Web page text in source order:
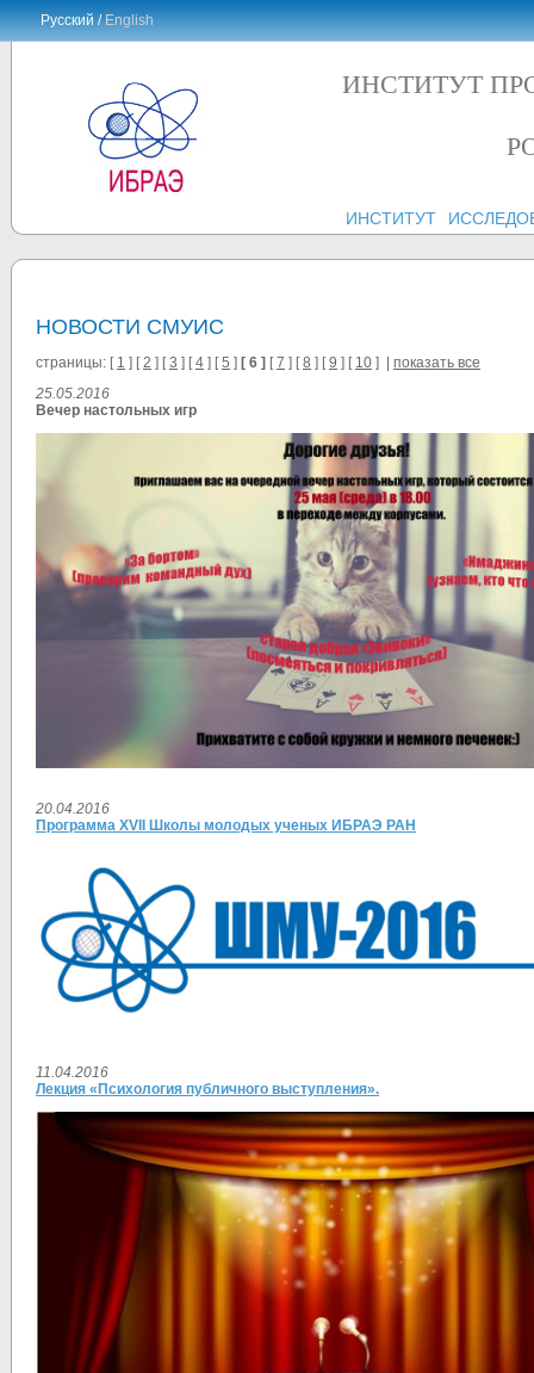
Русский /English
ИНСТИТУТ
ИНСТИТУТ
НОВОСТИ СМУИС
страницы: [ 1 ] [2 ] [3 ] [4 ] [5 ] [ 6 ] [7 ] [8 ] [9 ] [ 10 ] | показать все
25.05.2016
Вечер настольных игр
20.04.2016
Программа XVII Школы молодых ученых ИБРАЭ РАН
11.04.2016
Лекция «Психология публичного выступления».